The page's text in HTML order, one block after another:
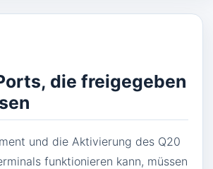
die freigegeben
und die Aktivierung des Q20
funktionieren kann, müssen